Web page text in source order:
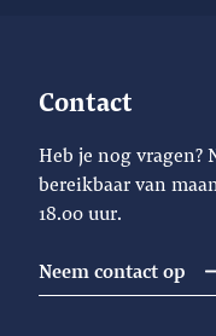
Contact
Heb je nog vragen?
bereikbaar van
18.00 uur.
Neem contact op